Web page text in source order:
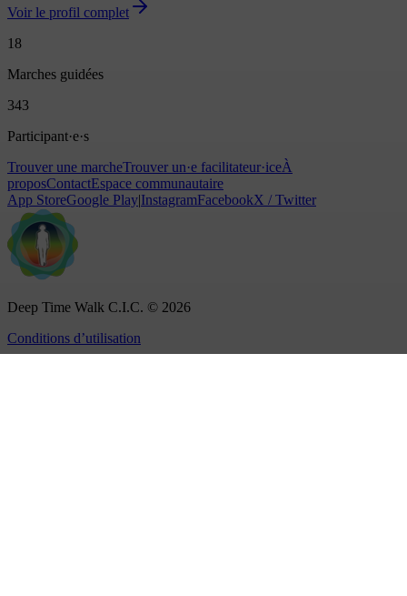
Voir le profil complet
18
Marches guidées
343
Participant·e·s
Trouver une marcheTrouver un·e facilitateur·iceÀ
proposContactEspace communautaire
App StoreGoogle Play|InstagramFacebookX / Twitter
Deep Time Walk C.I.C. © 2026
Conditions d’utilisation